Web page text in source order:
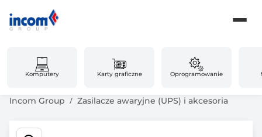
Komputery Karty graficzne Oprogramowanie
Incom Group Zasilacze awaryjne (UPS) i akcesoria